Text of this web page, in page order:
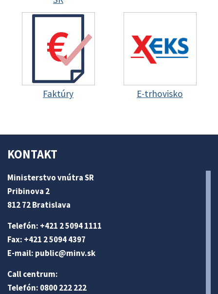
Faktúry E-trhovisko
KONTAKT
Ministerstvo vnútra SR
Pribinova 2
812 72 Bratislava
Telefón: +421 2 5094 1111
Fax: +421 2 5094 4397
E-mail: public@minv.sk
Call centrum:
Telefón: 0800 222 222